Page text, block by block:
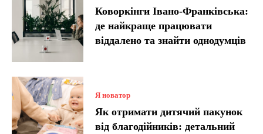
Коворкінги Івано-Франківська:
де найкраще працювати
віддалено та знайти однодумців
Я новатор
Як отримати дитячий пакунок
від благодійників: детальний